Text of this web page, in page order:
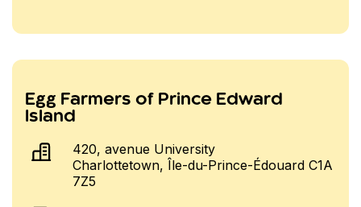
Egg Farmers of Prince Edward
Island
420, avenue University
Charlottetown, Île-du-Prince-Édouard C1A
7Z5